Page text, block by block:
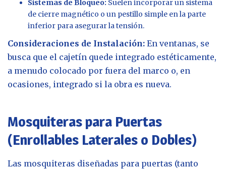
Sistemas de Bloqueo: Suelen incorporar un sistema
de cierre magnético o un pestillo simple en la parte
inferior para asegurar la tensión.
Consideraciones de Instalación: En ventanas, se
busca que el cajetín quede integrado estéticamente,
a menudo colocado por fuera del marco o, en
ocasiones, integrado si la obra es nueva.
Mosquiteras para Puertas
(Enrollables Laterales o Dobles)
Las mosquiteras diseñadas para puertas (tanto